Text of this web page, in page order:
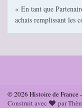
« En tant que
achats remplissant les
© 2026 Histoire de France
Construit avec
par